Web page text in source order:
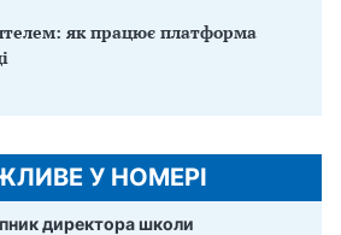
як працює платформа
У НОМЕРІ
директора школи